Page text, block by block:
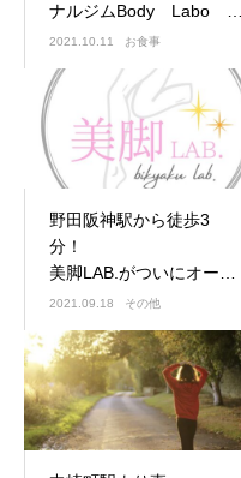
ナルジムBody Labo
I （ボディラボ アイ）
2021.10.11 お食事
野田阪神駅から徒歩3
分
美脚LAB.がついにオープ
ン！！
2021.09.18 その他